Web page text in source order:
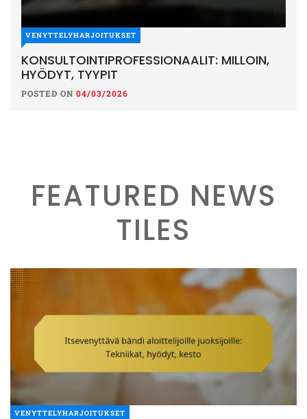
VENYTTELYHARJOITUKSET
KONSULTOINTIPROFESSIONAALIT: MILLOIN,
HYÖDYT, TYYPIT
POSTED ON 04/03/2026
FEATURED NEWS
TILES
VENYTTELYHARJOITUKSET